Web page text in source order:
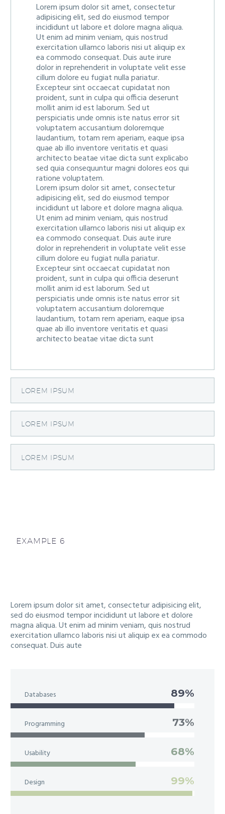
Lorem ipsum dolor sit amet, consectetur
adipisicing elit, sed do eiusmod tempor
incididunt ut labore et dolore magna aliqua.
Ut enim ad minim veniam, quis nostrud
exercitation ullamco laboris nisi ut aliquip ex
ea commodo consequat. Duis aute irure
dolor in reprehenderit in voluptate velit esse
cillum dolore eu fugiat nulla pariatur.
Excepteur sint occaecat cupidatat non
proident, sunt in culpa qui officia deserunt
mollit anim id est laborum. Sed ut
perspiciatis unde omnis iste natus error sit
voluptatem accusantium doloremque
laudantium, totam rem aperiam, eaque ipsa
quae ab illo inventore veritatis et quasi
architecto beatae vitae dicta sunt explicabo
sed quia consequuntur magni dolores eos qui
ratione voluptatem.
Lorem ipsum dolor sit amet, consectetur
adipisicing elit, sed do eiusmod tempor
incididunt ut labore et dolore magna aliqua.
Ut enim ad minim veniam, quis nostrud
exercitation ullamco laboris nisi ut aliquip ex
ea commodo consequat. Duis aute irure
dolor in reprehenderit in voluptate velit esse
cillum dolore eu fugiat nulla pariatur.
Excepteur sint occaecat cupidatat non
proident, sunt in culpa qui officia deserunt
mollit anim id est laborum. Sed ut
perspiciatis unde omnis iste natus error sit
voluptatem accusantium doloremque
laudantium, totam rem aperiam, eaque ipsa
quae ab illo inventore veritatis et quasi
architecto beatae vitae dicta sunt
LOREM IPSUM
LOREM IPSUM
LOREM IPSUM
EXAMPLE 6
Lorem ipsum dolor sit amet, consectetur adipisicing elit,
sed do eiusmod tempor incididunt ut labore et dolore
magna aliqua. Ut enim ad minim veniam, quis nostrud
exercitation ullamco laboris nisi ut aliquip ex ea commodo
consequat. Duis aute
Databases 89%
Programming 73%
Usability 68%
Design 99%